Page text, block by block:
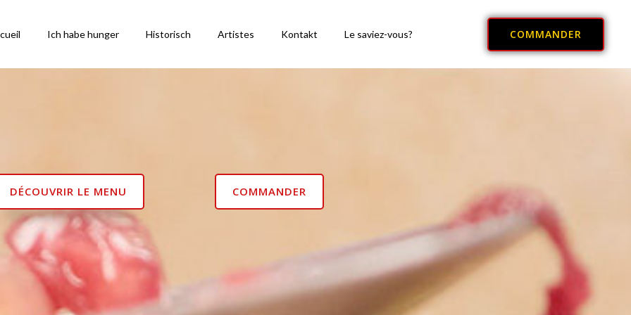
Ich habe hunger Historisch Artistes Kontakt Le saviez-vous? COMMANDER
DÉCOUVRIR LE MENU COMMANDER